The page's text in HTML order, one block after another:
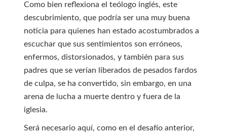
Como bien reflexiona el teólogo inglés, este
descubrimiento, que podría ser una muy buena
noticia para quienes han estado acostumbrados a
escuchar que sus sentimientos son erróneos,
enfermos, distorsionados, y también para sus
padres que se verían liberados de pesados fardos
de culpa, se ha convertido, sin embargo, en una
arena de lucha a muerte dentro y fuera de la
iglesia.
Será necesario aquí, como en el desafío anterior,